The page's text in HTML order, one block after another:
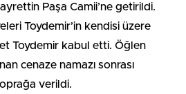
Paşa Camii’ne getirildi.
Toydemir’in kendisi üzere
Toydemir kabul etti. Öğlen
cenaze namazı sonrası
verildi.